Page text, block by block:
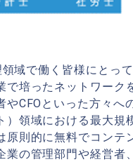
域で働く皆様にとっ
で培ったネットワー
やCFOといった方々
）領域における最大規
原則的に無料でコン
業の管理部門や経営